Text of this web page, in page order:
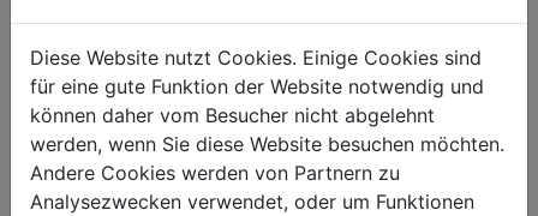
Das könnte Sie auch
interessieren
Diese Website nutzt Cookies. Einige Cookies sind
für eine gute Funktion der Website notwendig und
können daher vom Besucher nicht abgelehnt
werden, wenn Sie diese Website besuchen möchten.
Andere Cookies werden von Partnern zu
Analysezwecken verwendet, oder um Funktionen